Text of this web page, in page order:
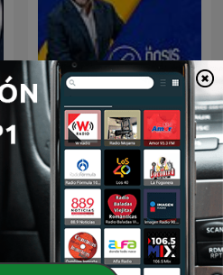
LA DOSIS DIARIA ROKA